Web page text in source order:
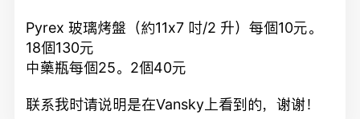
Pyrex 玻璃烤盤（約11x7 吋/2 升）每個10元。
18個130元
中藥瓶每個25。2個40元
联系我时请说明是在Vansky上看到的，谢谢！